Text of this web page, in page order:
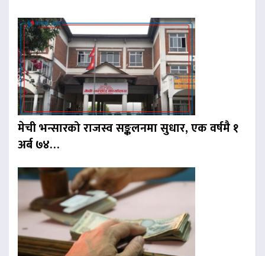
मेची भन्सारको राजस्व सङ्कलनमा सुधार, एक वर्षमै १
अर्ब ७४…